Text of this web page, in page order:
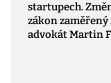
startupech.
zákon
advokát Martin